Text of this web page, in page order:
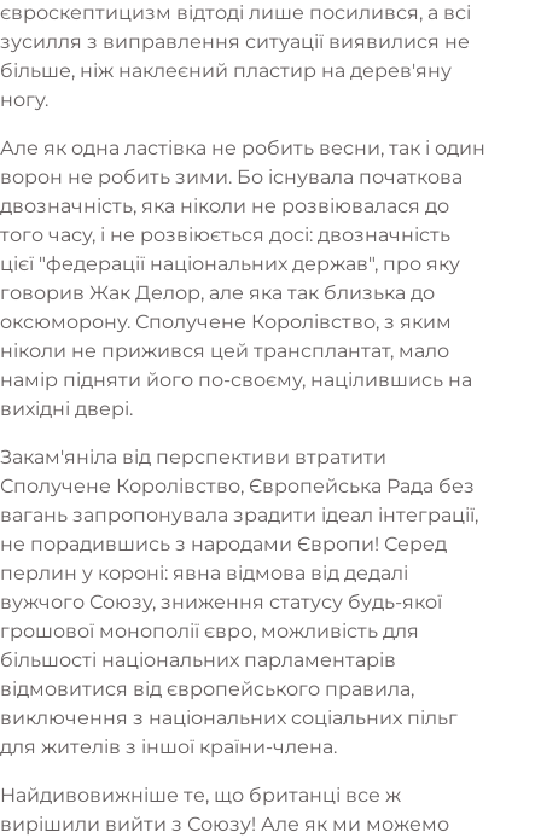
євроскептицизм відтоді лише посилився, а всі
зусилля з виправлення ситуації виявилися не
більше, ніж наклеєний пластир на дерев'яну
ногу.
Але як одна ластівка не робить весни, так і один
ворон не робить зими. Бо існувала початкова
двозначність, яка ніколи не розвіювалася до
того часу, і не розвіюється досі: двозначність
цієї "федерації національних держав", про яку
говорив Жак Делор, але яка так близька до
оксюморону. Сполучене Королівство, з яким
ніколи не прижився цей трансплантат, мало
намір підняти його по-своєму, націлившись на
вихідні двері.
Закам'яніла від перспективи втратити
Сполучене Королівство, Європейська Рада без
вагань запропонувала зрадити ідеал інтеграції,
не порадившись з народами Європи! Серед
перлин у короні: явна відмова від дедалі
вужчого Союзу, зниження статусу будь-якої
грошової монополії євро, можливість для
більшості національних парламентарів
відмовитися від європейського правила,
виключення з національних соціальних пільг
для жителів з іншої країни-члена.
Найдивовижніше те, що британці все ж
вирішили вийти з Союзу! Але як ми можемо